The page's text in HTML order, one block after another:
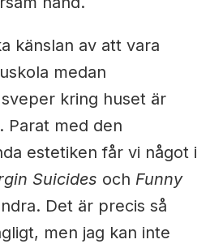
känslan av att vara
medan
kring huset är
Parat med den
estetiken får vi något i
Suicides och Funny
Det är precis så
men jag kan inte